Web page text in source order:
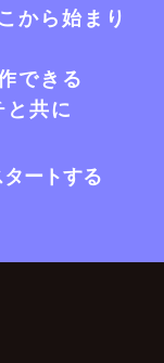
から始まり
できる
共に
ートする